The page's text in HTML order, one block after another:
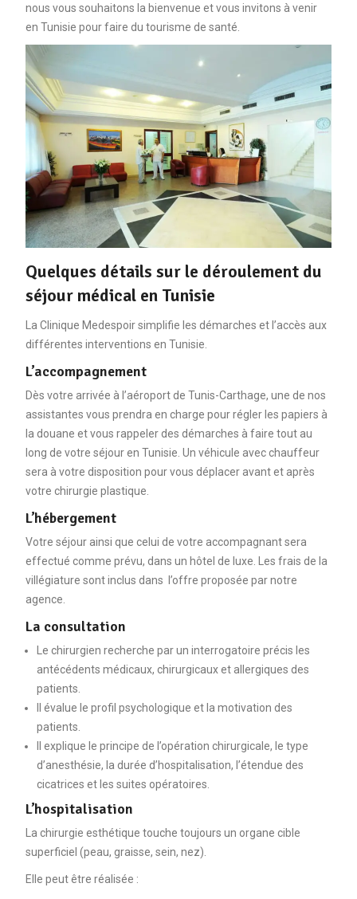
nous vous souhaitons la bienvenue et vous invitons à venir
en Tunisie pour faire du tourisme de santé.
Quelques détails sur le déroulement du
séjour médical en Tunisie
La Clinique Medespoir simplifie les démarches et l’accès aux
différentes interventions en Tunisie.
L’accompagnement
Dès votre arrivée à l’aéroport de Tunis-Carthage, une de nos
assistantes vous prendra en charge pour régler les papiers à
la douane et vous rappeler des démarches à faire tout au
long de votre séjour en Tunisie. Un véhicule avec chauffeur
sera à votre disposition pour vous déplacer avant et après
votre chirurgie plastique.
L’hébergement
Votre séjour ainsi que celui de votre accompagnant sera
effectué comme prévu, dans un hôtel de luxe. Les frais de la
villégiature sont inclus dans l’offre proposée par notre
agence.
La consultation
Le chirurgien recherche par un interrogatoire précis les
antécédents médicaux, chirurgicaux et allergiques des
patients.
Il évalue le profil psychologique et la motivation des
patients.
Il explique le principe de l’opération chirurgicale, le type
d’anesthésie, la durée d’hospitalisation, l’étendue des
cicatrices et les suites opératoires.
L’hospitalisation
La chirurgie esthétique touche toujours un organe cible
superficiel (peau, graisse, sein, nez).
Elle peut être réalisée :